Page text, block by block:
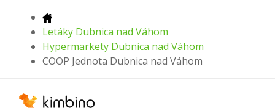
Letáky Dubnica nad Váhom
Hypermarkety Dubnica nad Váhom
COOP Jednota Dubnica nad Váhom